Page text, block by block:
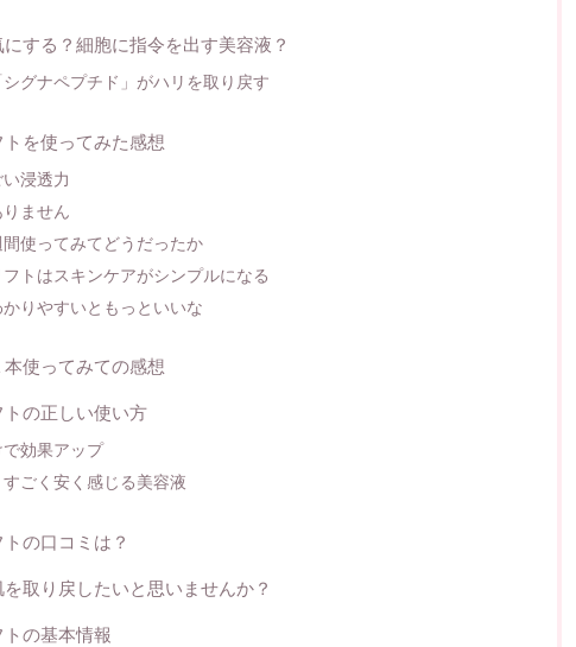
する？細胞に指令を出す美容液？
シグナペプチド」がハリを取り戻す
トを使ってみた感想
浸透力
ません
間使ってみてどうだったか
フトはスキンケアがシンプルになる
りやすいともっといいな
本使ってみての感想
トの正しい使い方
効果アップ
ごく安く感じる美容液
の口コミは？
取り戻したいと思いませんか？
トの基本情報